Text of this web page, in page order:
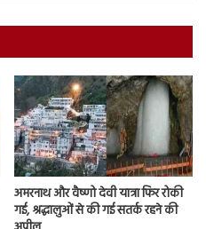
अमरनाथ और वैष्णो देवी यात्रा फिर रोकी
गई, श्रद्धालुओं से की गई सतर्क रहने की